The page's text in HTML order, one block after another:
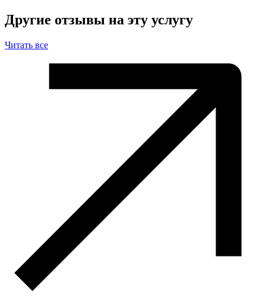
Другие отзывы на эту услугу
Читать все